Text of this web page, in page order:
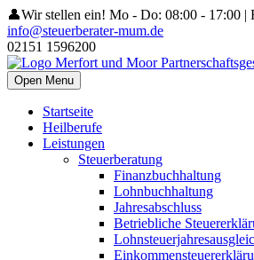
👤Wir stellen ein! Mo - Do: 08:00 - 17:00 |
info@steuerberater-mum.de
02151 1596200
Open Menu
Startseite
Heilberufe
Leistungen
Steuerberatung
Finanzbuchhaltung
Lohnbuchhaltung
Jahresabschluss
Betriebliche